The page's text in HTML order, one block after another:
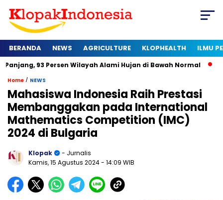
BERANDA NEWS AGRICULTURE KLOPHEALTH ILMU
Wilayah Alami Hujan di Bawah Normal Kapan
Home / NEWS
Mahasiswa Indonesia Raih Prestasi
Membanggakan pada International
Mathematics Competition (IMC)
2024 di Bulgaria
Klopak
- Jurnalis
Kamis, 15 Agustus 2024- 14:09 WIB